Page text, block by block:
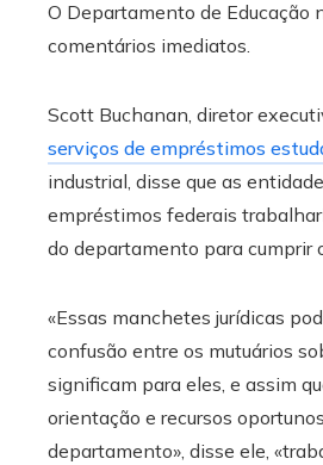
O Departamento de Educação
comentários imediatos.
Scott Buchanan, diretor
serviços de empréstimos
industrial, disse que as
empréstimos federais
do departamento para cumprir
«Essas manchetes jurídicas
confusão entre os mutuários
significam para eles, e assim
orientação e recursos
departamento», disse ele,